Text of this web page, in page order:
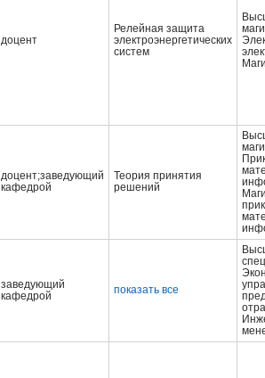
доцент
Релейная защита
электроэнергетических
систем
доцент;заведующий
кафедрой
Теория принятия
решений
заведующий
кафедрой
показать все